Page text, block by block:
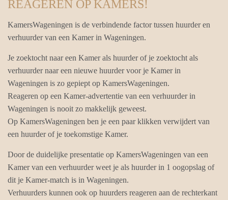
REAGEREN OP KAMERS!
KamersWageningen is de verbindende factor tussen huurder en
verhuurder van een Kamer in Wageningen.
Je zoektocht naar een Kamer als huurder of je zoektocht als
verhuurder naar een nieuwe huurder voor je Kamer in
Wageningen is zo gepiept op KamersWageningen.
Reageren op een Kamer-advertentie van een verhuurder in
Wageningen is nooit zo makkelijk geweest.
Op KamersWageningen ben je een paar klikken verwijdert van
een huurder of je toekomstige Kamer.
Door de duidelijke presentatie op KamersWageningen van een
Kamer van een verhuurder weet je als huurder in 1 oogopslag of
dit je Kamer-match is in Wageningen.
Verhuurders kunnen ook op huurders reageren aan de rechterkant